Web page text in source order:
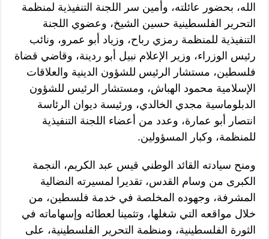
الله، بحضور عائلته، وأمين سر اللجنة التنفيذية لمنظمة
التحرير الفلسطينية حسين الشيخ، وعضوي اللجنة
التنفيذية للمنظمة رمزي رباح، وزياد أبو عمرو، ونائب
رئيس الوزراء، وزير الإعلام نبيل أبو ردينة، وقاضي قضاة
فلسطين، مستشار الرئيس للشؤون الدينية والعلاقات
الإسلامية محمود الهباش، ومستشار الرئيس للشؤون
الدبلوماسية مجدي الخالدي، ورئيسة ديوان الرئاسة
انتصار أبو عمارة، وعدد من أعضاء اللجنة التنفيذية
للمنظمة، وكبار المسؤولين.
ومنح سيادته القائد الوطني قيس عبد الكريم، النجمة
الكبرى من وسام القدس، تقديرا لمسيرته النضالية
المشرفة، وجهوده المخلصة في خدمة فلسطين، من
خلال مواقعه التي شغلها، وتثمينا لعطائه وإسهاماته في
الثورة الفلسطينية، ومنظمة التحرير الفلسطينية، على